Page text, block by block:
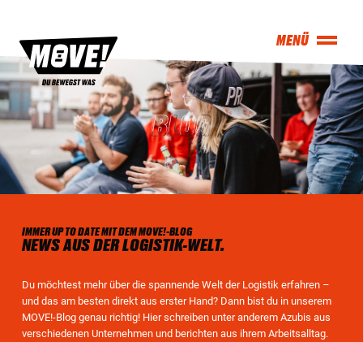
IMMER UP TO DATE MIT DEM MOVE!-BLOG
NEWS AUS DER LOGISTIK-WELT.
Du möchtest mehr über die spannende Welt der Logistik erfahren –
und das am besten direkt aus erster Hand? Dann bist du in unserem
MOVE!-Blog genau richtig! Hier schreiben unter anderem Azubis aus
verschiedenen Unternehmen und berichten aus ihrem Arbeitsalltag.